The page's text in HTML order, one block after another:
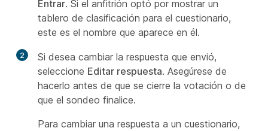
Entrar. Si el anfitrión optó por mostrar un
tablero de clasificación para el cuestionario,
este es el nombre que aparece en él.
2
Si desea cambiar la respuesta que envió,
seleccione Editar respuesta. Asegúrese de
hacerlo antes de que se cierre la votación o de
que el sondeo finalice.
Para cambiar una respuesta a un cuestionario,